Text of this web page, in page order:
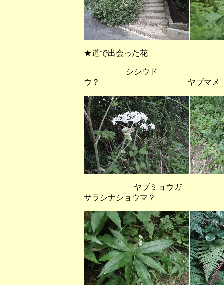
★道で出会った花
シシウド オ
ウ？ ヤブマメ
ヤブミョ
サラシナショウマ？